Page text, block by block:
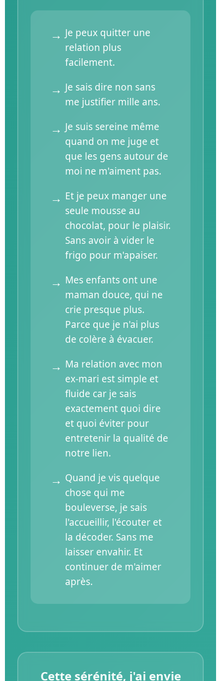
Je peux quitter une
relation plus
facilement.
Je sais dire non sans
me justifier mille ans.
Je suis sereine même
quand on me juge et
que les gens autour de
moi ne m'aiment pas.
Et je peux manger une
seule mousse au
chocolat, pour le plaisir.
Sans avoir à vider le
frigo pour m'apaiser.
Mes enfants ont une
maman douce, qui ne
crie presque plus.
Parce que je n'ai plus
de colère à évacuer.
Ma relation avec mon
ex-mari est simple et
fluide car je sais
exactement quoi dire
et quoi éviter pour
entretenir la qualité de
notre lien.
Quand je vis quelque
chose qui me
bouleverse, je sais
l'accueillir, l'écouter et
la décoder. Sans me
laisser envahir. Et
continuer de m'aimer
après.
Cette sérénité, j'ai envie